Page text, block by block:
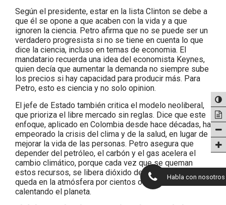
Según el presidente, estar en la lista Clinton se debe a
que él se opone a que acaben con la vida y a que
ignoren la ciencia. Petro afirma que no se puede ser un
verdadero progresista si no se tiene en cuenta lo que
dice la ciencia, incluso en temas de economia. El
mandatario recuerda una idea del economista Keynes,
quien decía que aumentar la demanda no siempre sube
los precios si hay capacidad para producir más. Para
Petro, esto es ciencia y no solo opinion.
El jefe de Estado también critica el modelo neoliberal,
que prioriza el libre mercado sin reglas. Dice que este
enfoque, aplicado en Colombia desde hace décadas, ha
empeorado la crisis del clima y de la salud, en lugar de
mejorar la vida de las personas. Petro asegura que
depender del petróleo, el carbón y el gas acelera el
cambio climático, porque cada vez que se queman
estos recursos, se libera dióxido de carbono que
queda en la atmósfera por cientos o miles de años,
calentando el planeta.
Habla con nosotros